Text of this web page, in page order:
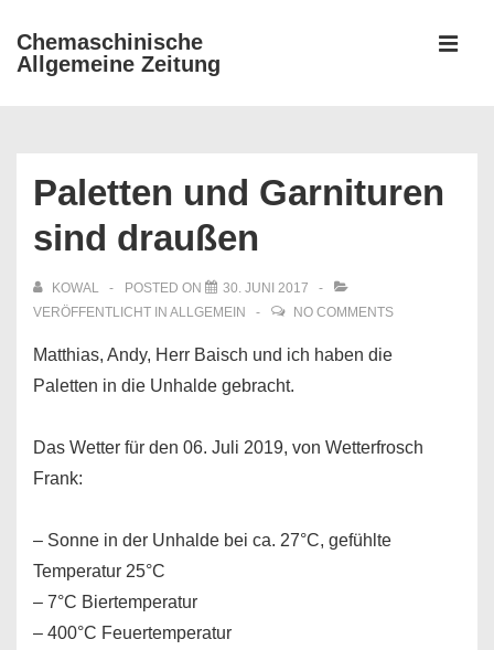
Zum
Inhalt
Chemaschinische
Allgemeine Zeitung
Paletten und Garnituren
sind draußen
KOWAL POSTED ON
30. JUNI 2017
VERÖFFENTLICHT IN ALLGEMEIN NO COMMENTS
Matthias, Andy, Herr Baisch und ich haben die
Paletten in die Unhalde gebracht.
Das Wetter für den 06. Juli 2019, von Wetterfrosch
Frank:
– Sonne in der Unhalde bei ca. 27°C, gefühlte
Temperatur 25°C
– 7°C Biertemperatur
– 400°C Feuertemperatur